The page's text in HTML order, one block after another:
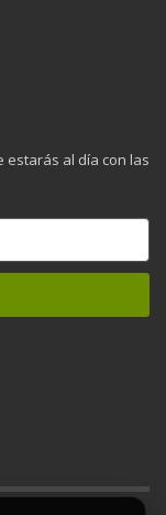
estarás al día con las